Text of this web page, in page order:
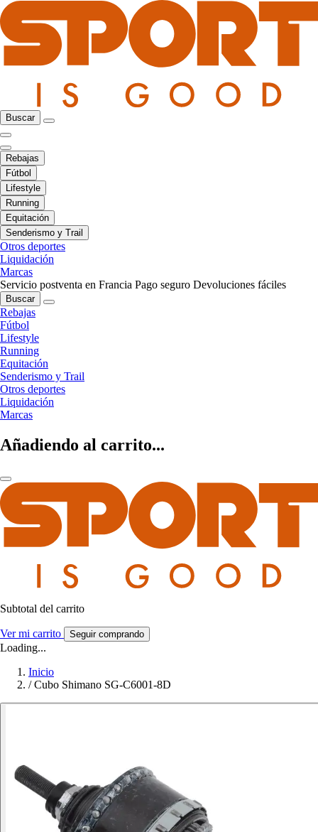
Buscar
Rebajas
Fútbol
Lifestyle
Running
Equitación
Senderismo y Trail
Otros deportes
Liquidación
Marcas
Servicio postventa en Francia Pago seguro Devoluciones fáciles
Buscar
Rebajas
Fútbol
Lifestyle
Running
Equitación
Senderismo y Trail
Otros deportes
Liquidación
Marcas
Añadiendo al carrito...
Subtotal del carrito
Ver mi carrito Seguir comprando
Loading...
Inicio
/ Cubo Shimano SG-C6001-8D